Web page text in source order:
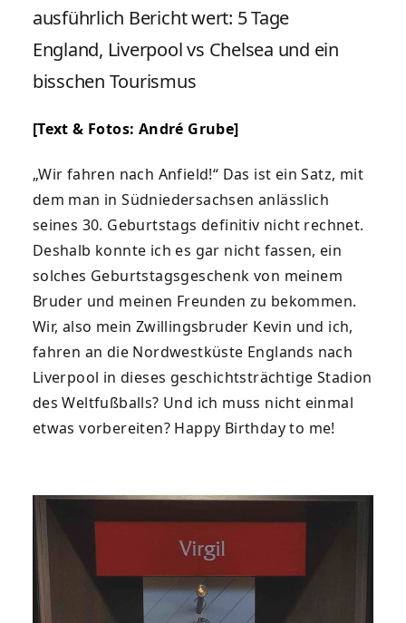
ausführlich Bericht wert: 5 Tage
England, Liverpool vs Chelsea und ein
bisschen Tourismus
[Text & Fotos: André Grube]
„Wir fahren nach Anfield!“ Das ist ein Satz, mit
dem man in Südniedersachsen anlässlich
seines 30. Geburtstags definitiv nicht rechnet.
Deshalb konnte ich es gar nicht fassen, ein
solches Geburtstagsgeschenk von meinem
Bruder und meinen Freunden zu bekommen.
Wir, also mein Zwillingsbruder Kevin und ich,
fahren an die Nordwestküste Englands nach
Liverpool in dieses geschichtsträchtige Stadion
des Weltfußballs? Und ich muss nicht einmal
etwas vorbereiten? Happy Birthday to me!